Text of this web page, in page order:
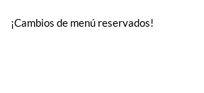
¡Cambios de menú reservados!